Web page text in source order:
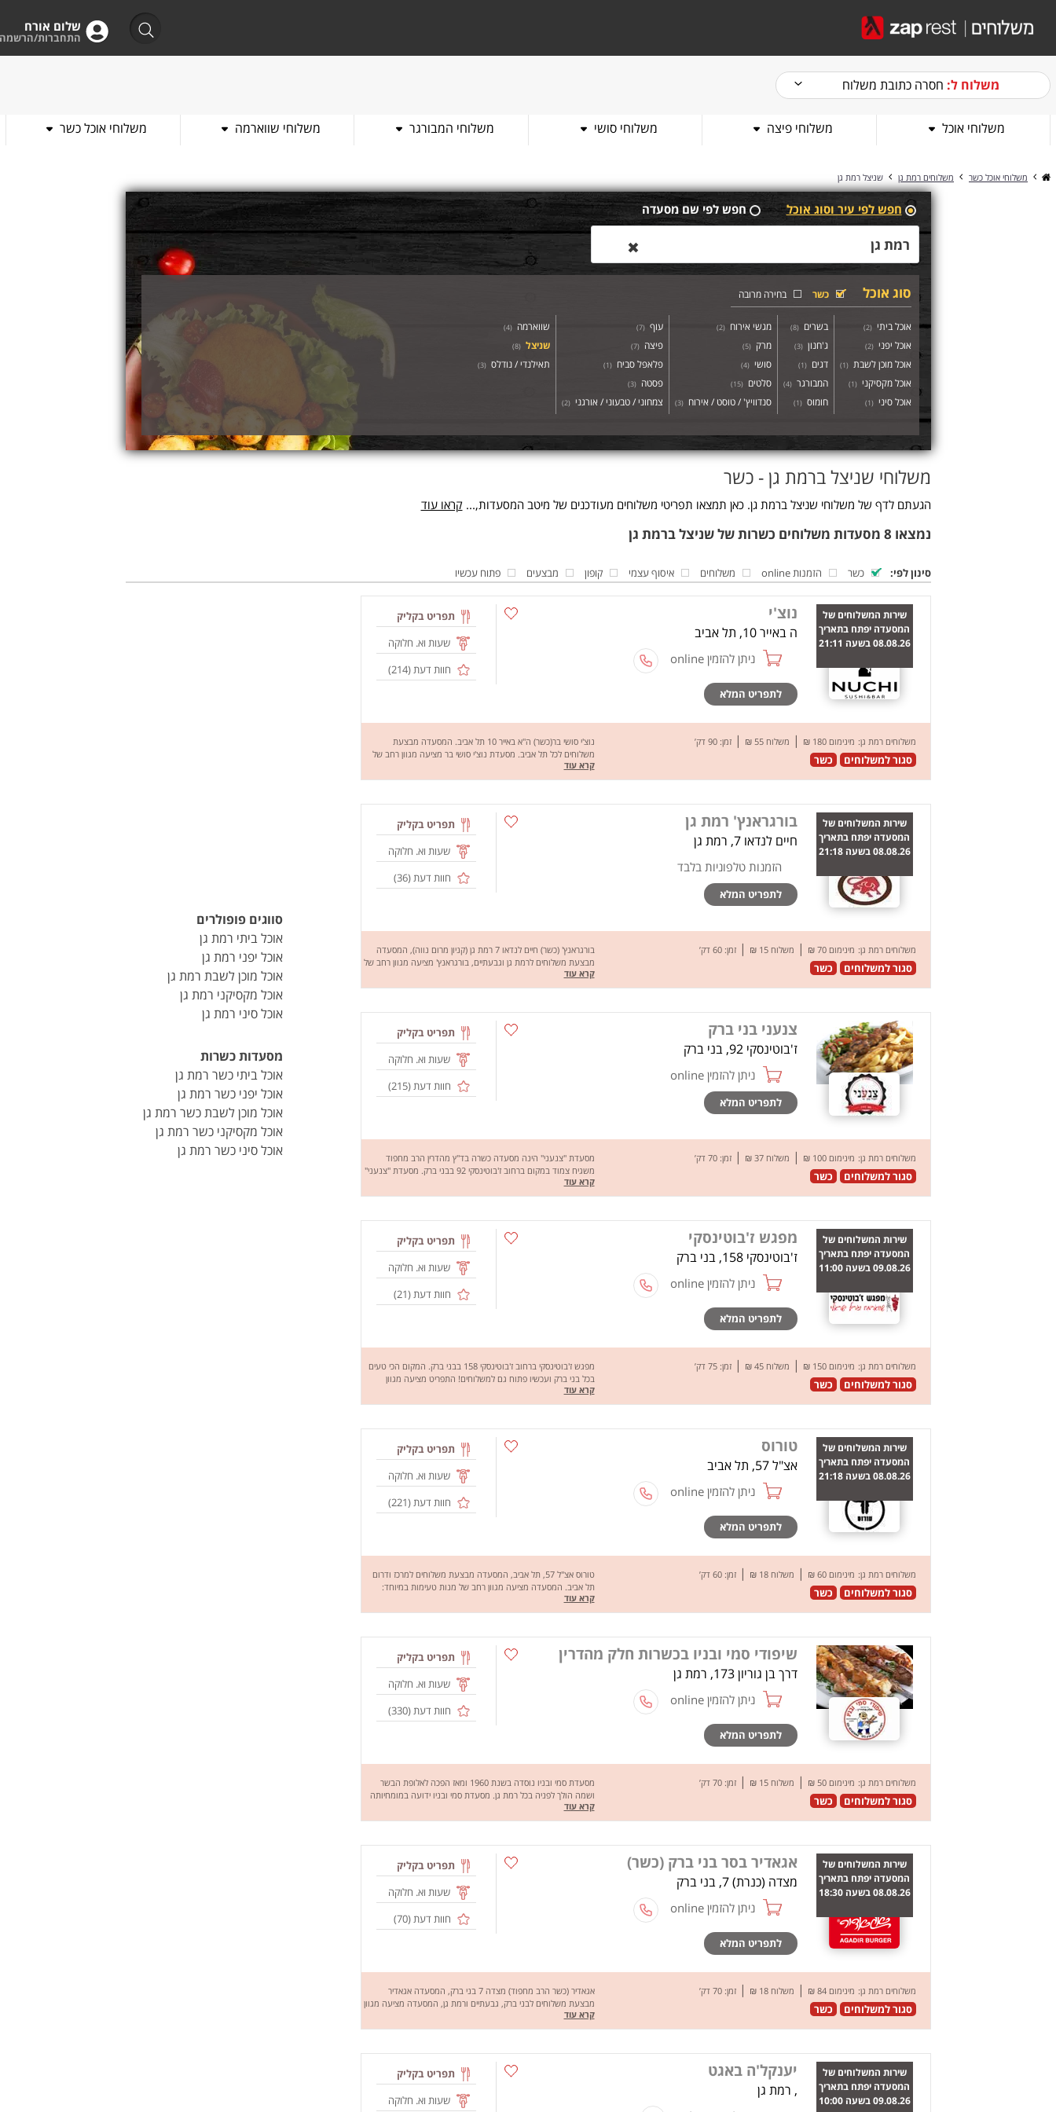
שלום אורח
התחברות/הרשמה
משלוח ל: חסרה כתובת משלוח
משלוחי אוכל משלוחי פיצה משלוחי סושי משלוחי המבורגר משלוחי שווארמה משלוחי אוכל כשר
משלוחי אוכל כשר משלוחים רמת גן שניצל רמת גן
חפש לפי עיר וסוג אוכל חפש לפי שם מסעדה
✖
סוג אוכל כשר בחירה מרובה
אוכל ביתי (
2
)
אוכל יפני (
2
)
אוכל מוכן לשבת (
1
)
אוכל מקסיקני (
1
)
אוכל סיני (
1
)
בשרים (
8
)
ג'חנון (
3
)
דגים (
1
)
המבורגר (
4
)
חומוס (
1
)
מגשי אירוח (
2
)
מרק (
5
)
סושי (
4
)
סלטים (
15
)
סנדוויץ' / טוסט / אירוח (
3
)
עוף (
7
)
פיצה (
7
)
פלאפל סביח (
1
)
פסטה (
3
)
צמחוני / טבעוני / אורגני (
2
)
שווארמה (
4
)
שניצל (
8
)
תאילנדי / נודלס (
3
)
משלוחי שניצל ברמת גן - כשר
הגעתם לדף של משלוחי שניצל ברמת גן. כאן תמצאו תפריטי משלוחים מעודכנים של מיטב המסעדות,... קראו עוד
נמצאו 8 מסעדות משלוחים כשרות של שניצל ברמת גן
סינון לפי: כשר הזמנות online משלוחים איסוף עצמי קופון מבצעים פתוח עכשיו
שירות המשלוחים של
המסעדה יפתח בתאריך
08.08.26 בשעה 21:11
נוצ'י
ה באייר 10, תל אביב
ניתן להזמין online
לתפריט המלא
תפריט בקליק
שעות וא. חלוקה
חוות דעת (214
)
משלוחים רמת גן: מינימום 180 ₪ | משלוח 55 ₪ | זמן: 90 דק’
סגור למשלוחים כשר
נוצ'י סושי בר(כשר) ה"א באייר 10 תל אביב. המסעדה מבצעת
משלוחים לכל תל אביב. מסעדת נוצ'י סושי בר מציעה מגוון רחב של
מנות טעימות במיוחד: נודלס, פאד תאי, מבחר רב של סושי, סלטים,
מגשי מסיבה ועוד.. מחכים לכם לחוויה מהנה, שיהיה בתאבון!
קרא עוד
שירות המשלוחים של
המסעדה יפתח בתאריך
08.08.26 בשעה 21:18
בורגראנץ' רמת גן
חיים לנדאו 7, רמת גן
הזמנות טלפוניות בלבד
לתפריט המלא
תפריט בקליק
שעות וא. חלוקה
חוות דעת (36
)
משלוחים רמת גן: מינימום 70 ₪ | משלוח 15 ₪ | זמן: 60 דק’
סגור למשלוחים כשר
בורגראנץ' (כשר) חיים לנדאו 7 רמת גן (קניון מרום נווה), המסעדה
מבצעת משלוחים לרמת גן וגבעתיים, בורגראנץ' מציעה מגוון רחב של
מנות טעימות במיוחד כמו:ראנץ', ראנץ' כפול, ראנץ' צ'יקן, קומבינה
ועוד.. מחכים לכם לחוויה מהנה, שיהיה בתאבון!
קרא עוד
צנעני בני ברק
ז'בוטינסקי 92, בני ברק
ניתן להזמין online
לתפריט המלא
תפריט בקליק
שעות וא. חלוקה
חוות דעת (215
)
משלוחים רמת גן: מינימום 100 ₪ | משלוח 37 ₪ | זמן: 70 דק’
סגור למשלוחים כשר
מסעדת "צנעני" הינה מסעדה כשרה בד"ץ מהדרין הרב מחפוד
משגיח צמוד במקום ברחוב ז'בוטינסקי 92 בבני ברק. מסעדת "צנעני"
מציעה מגוון עשיר של מאכלים בשריים טעימים, ביתיים כמו: שווארמה
פרגית, סטייק עוף, מיקס בשרים, אנטריקוט כל המנות מלוות עם מגוון
מ 25 שנה) המסעדה מתנהלת תחת השף שלנו מאיר דוד. וכדי
שמטעמיה של מסעדת "צנעני" יגיע אליכם ישנו שירות משלוחים
קרא עוד
שירות המשלוחים של
המסעדה יפתח בתאריך
09.08.26 בשעה 11:00
מפגש ז'בוטינסקי
ז'בוטינסקי 158, בני ברק
ניתן להזמין online
לתפריט המלא
תפריט בקליק
שעות וא. חלוקה
חוות דעת (21
)
משלוחים רמת גן: מינימום 150 ₪ | משלוח 45 ₪ | זמן: 75 דק’
סגור למשלוחים כשר
מפגש ז'בוטינסקי ברחוב ז'בוטינסקי 158 בבני ברק. המקום הכי טעים
בכל בני ברק ועכשיו פתוח גם למשלוחים! התפריט מציעה מגוון
שיפודים על האש כמו, חזה עוף, שניצל, פרגית, קבב, לבבות, שקדים,
אנטריקוט, כנפיים ועוד. המנות מוגשות בפיתה, לאפה או בבגט לפי
וסביבתה בשעות שהכי טעים לאכול. מחכים לכם לחוויה מהנה, שיהיה
קרא עוד
שירות המשלוחים של
המסעדה יפתח בתאריך
08.08.26 בשעה 21:18
טורוס
אצ"ל 57, תל אביב
ניתן להזמין online
לתפריט המלא
תפריט בקליק
שעות וא. חלוקה
חוות דעת (221
)
משלוחים רמת גן: מינימום 60 ₪ | משלוח 18 ₪ | זמן: 60 דק’
סגור למשלוחים כשר
טורוס אצ"ל 57, תל אביב, המסעדה מבצעת משלוחים למרכז ודרום
תל אביב. המסעדה מציעה מגוון רחב של מנות טעימות במיוחד:
המבורגרים, כריכים המוגשים בג'בטה, מבחר רולים: אנטריקוט, עוף
והמבורגר עם מבחר ירקות ורטבים לבחירה. מחכים לכם לחוויה
קרא עוד
שיפודי סמי ובניו בכשרות חלק מהדרין
דרך בן גוריון 173, רמת גן
ניתן להזמין online
לתפריט המלא
תפריט בקליק
שעות וא. חלוקה
חוות דעת (330
)
משלוחים רמת גן: מינימום 50 ₪ | משלוח 15 ₪ | זמן: 70 דק’
סגור למשלוחים כשר
מסעדת סמי ובניו נוסדה בשנת 1960 ומאז הפכה לאלופת הבשר
ושמה הולך לפניה בכל רמת גן. מסעדת סמי ובניו ידועה במומחיותה
בבשרים ומציעה תפריט עשיר ומגוון בבשרים כמו קבבים פרגיות
לבבות שניצלים חזה עוף אנטריקוטים למיניהם ועוד. סמי ובניו מגישים
ובניו עושה משלוחים לכל רמת גן וסביבתה. שהיה בתאבון !
קרא עוד
שירות המשלוחים של
המסעדה יפתח בתאריך
08.08.26 בשעה 18:30
אגאדיר בסר בני ברק (כשר)
מצדה (כנרת) 7, בני ברק
ניתן להזמין online
לתפריט המלא
תפריט בקליק
שעות וא. חלוקה
חוות דעת (70
)
משלוחים רמת גן: מינימום 84 ₪ | משלוח 18 ₪ | זמן: 70 דק’
סגור למשלוחים כשר
אגאדיר (כשר הרב מחפוד) מצדה 7 בני ברק, המסעדה אגאדיר
מבצעת משלוחים לבני ברק, גבעתיים ורמת גן, המסעדה מציעה מגוון
מנות טעימות ומיוחדות כמו המבורגרים במבחר טעמים, מחכים לכם
לחוויה מהנה וטעימה, שיהיה בתאבון !
קרא עוד
שירות המשלוחים של
המסעדה יפתח בתאריך
09.08.26 בשעה 10:00
יענקל'ה באגט
, רמת גן
תפריט בקליק
שעות וא. חלוקה
סווגים פופולרים
אוכל ביתי רמת גן
אוכל יפני רמת גן
אוכל מוכן לשבת רמת גן
אוכל מקסיקני רמת גן
אוכל סיני רמת גן
מסעדות כשרות
אוכל ביתי כשר רמת גן
אוכל יפני כשר רמת גן
אוכל מוכן לשבת כשר רמת גן
אוכל מקסיקני כשר רמת גן
אוכל סיני כשר רמת גן